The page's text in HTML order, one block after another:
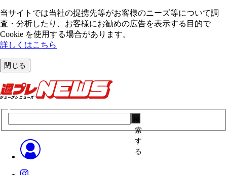
当サイトでは当社の提携先等がお客様のニーズ等について調
査・分析したり、お客様にお勧めの広告を表⽰する⽬的で
Cookie を使⽤する場合があります。
詳しくはこちら
閉じる
索
す
る